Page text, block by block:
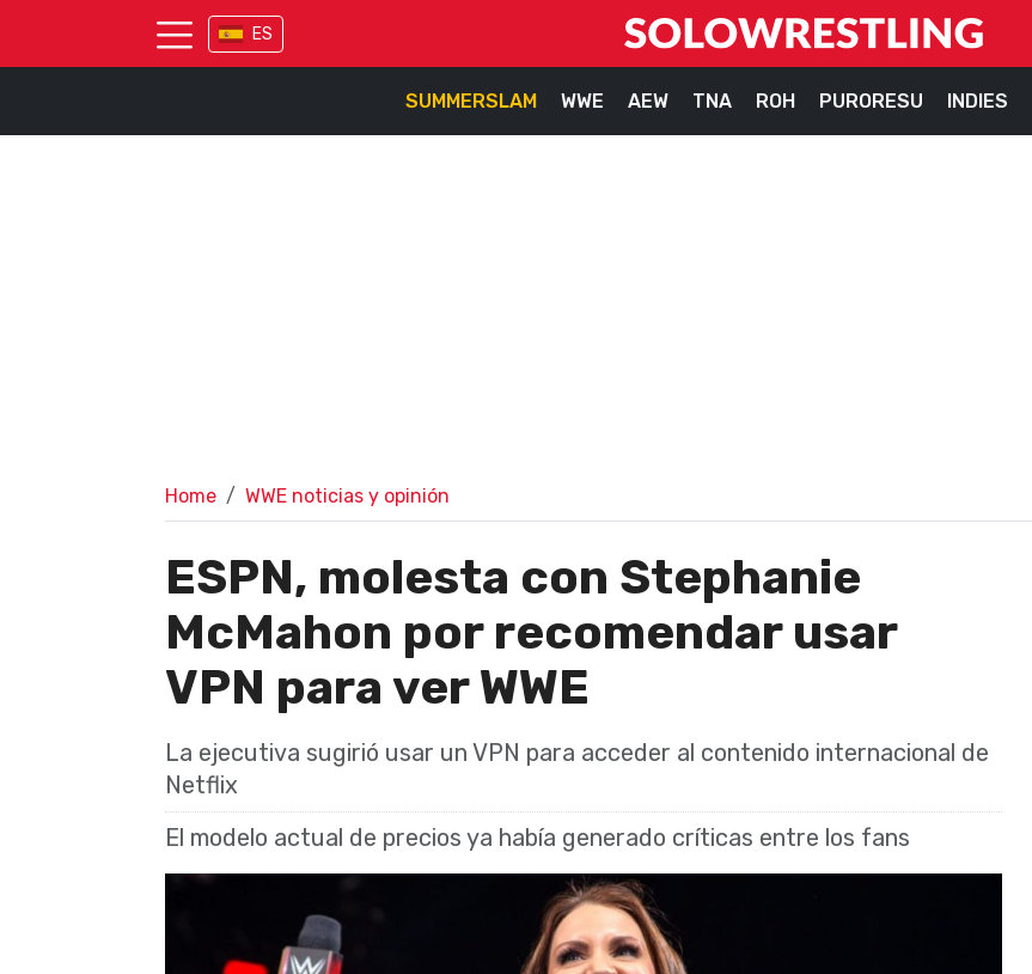
ES
SUMMERSLAM WWE AEW TNA ROH PURORESU INDIES
Home WWE noticias y opinión
ESPN, molesta con Stephanie
McMahon por recomendar usar
VPN para ver WWE
La ejecutiva sugirió usar un VPN para acceder al contenido internacional de
Netflix
El modelo actual de precios ya había generado críticas entre los fans